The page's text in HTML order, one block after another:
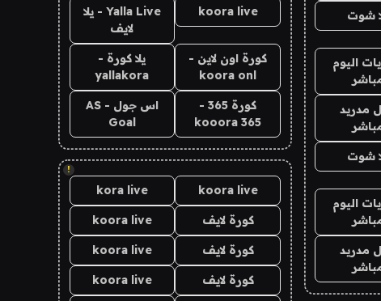
شوت
اليوم
مدريد
شوت
اليوم
مدريد
koora live
Yalla Live - يلا
لايف
كورة اون لاين -
koora onl
يلا كورة -
yallakora
كورة 365 -
kooora 365
اس جول - AS
Goal
!
koora live
kora live
كورة لايف koora live
كورة لايف koora live
كورة لايف koora live